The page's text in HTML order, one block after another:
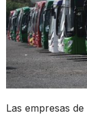
Las empresas